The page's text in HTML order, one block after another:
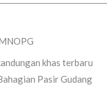
khas terbaru
Pasir Gudang